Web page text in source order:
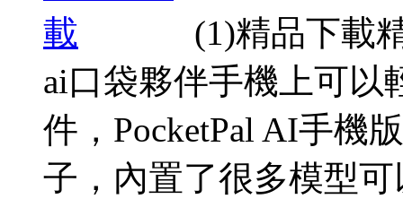
(1)精品下載
ai口袋夥伴手機上可以
件，PocketPal AI手機
子，內置了很多模型